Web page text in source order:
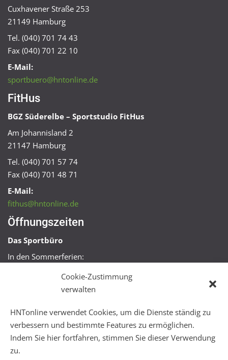
Cookie-Zustimmung
verwalten
HNTonline verwendet Cookies, um die Dienste ständig zu
verbessern und bestimmte Features zu ermöglichen.
Indem Sie hier fortfahren, stimmen Sie dieser Verwendung
zu.
Cuxhavener Straße 253
21149 Hamburg
Tel. (040) 701 74 43
Fax (040) 701 22 10
E-Mail:
sportbuero@hntonline.de
FitHus
BGZ Süderelbe – Sportstudio FitHus
Am Johannisland 2
21147 Hamburg
Tel. (040) 701 57 74
Fax (040) 701 48 71
E-Mail:
fithus@hntonline.de
Öffnungszeiten
Das Sportbüro
In den Sommerferien:
Mo + Mi 16:00 – 18:00 Uhr
Mo – Fr 08:00 – 22:00 Uhr
Sa + So 10:00 – 18:00 Uhr